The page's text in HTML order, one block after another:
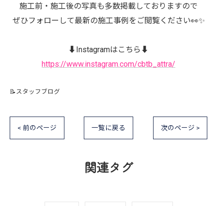
施工前・施工後の写真も多数掲載しておりますので
ぜひフォローして最新の施工事例をご閲覧ください👀✨
⬇️Instagramはこちら⬇️
https://www.instagram.com/cbtb_attra/
📝スタッフブログ
< 前のページ 一覧に戻る 次のページ >
関連タグ